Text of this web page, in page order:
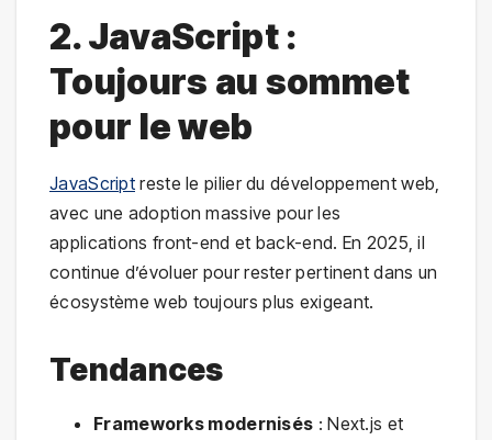
2. JavaScript :
Toujours au sommet
pour le web
JavaScript reste le pilier du développement web,
avec une adoption massive pour les
applications front-end et back-end. En 2025, il
continue d’évoluer pour rester pertinent dans un
écosystème web toujours plus exigeant.
Tendances
Frameworks modernisés : Next.js et